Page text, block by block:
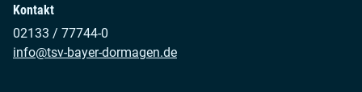
Kontakt
02133 / 77744-0
info@tsv-bayer-dormagen.de